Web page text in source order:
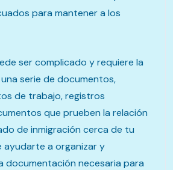
para mantener a los
ser complicado y requiere la
serie de documentos,
de trabajo, registros
que prueben la relación
de inmigración cerca de tu
ayudarte a organizar y
documentación necesaria para